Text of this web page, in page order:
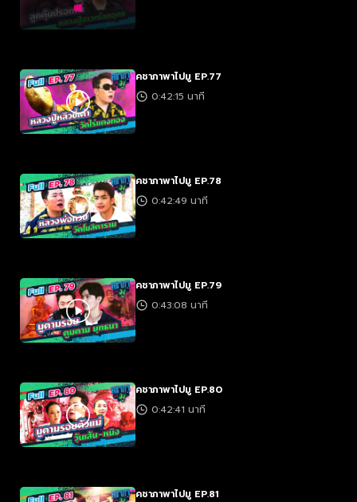
คชาภาพาไปมู EP.77
0:42:15 นาที
คชาภาพาไปมู EP.78
0:42:49 นาที
คชาภาพาไปมู EP.79
0:43:08 นาที
คชาภาพาไปมู EP.80
0:42:41 นาที
คชาภาพาไปมู EP.81